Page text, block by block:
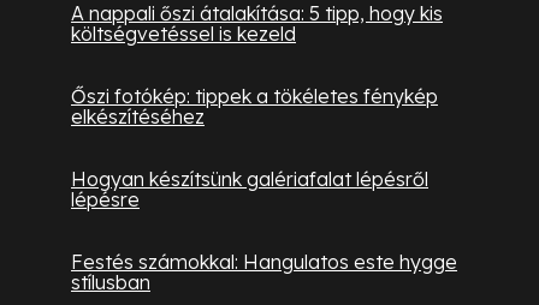
A nappali őszi átalakítása: 5 tipp, hogy kis
költségvetéssel is kezeld
Őszi fotókép: tippek a tökéletes fénykép
elkészítéséhez
Hogyan készítsünk galériafalat lépésről
lépésre
Festés számokkal: Hangulatos este hygge
stílusban